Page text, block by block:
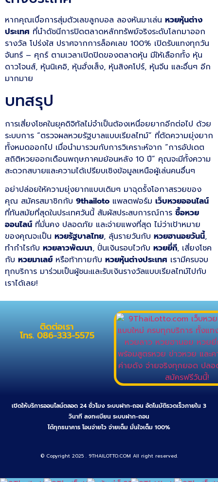
หากคุณเบื่อการสุ่มตัวเลขลูกบอล ลองหันมาเล่น หวยหุ้นต่าง
ประเทศ ที่นำดัชนีการปิดตลาดหลักทรัพย์จริงระดับโลกมาออก
รางวัล โปร่งใส ปราศจากการล็อคเลข 100% เปิดรับแทงทุกวัน
จันทร์ – ศุกร์ ตามเวลาเปิดปิดของตลาดหุ้น มีให้เลือกทั้ง หุ้น
ดาวโจนส์, หุ้นนิเคอิ, หุ้นฮั่งเส็ง, หุ้นสิงคโปร์, หุ้นจีน และอื่นๆ อีก
มากมาย
บทสรุป
การเสี่ยงโชคในยุคดิจิทัลไม่จำเป็นต้องเหนื่อยยากอีกต่อไป ด้วย
ระบบการ “ตรวจผลหวยรัฐบาลแบบเรียลไทม์” ที่ตัดความยุ่งยาก
ทั้งหมดออกไป เมื่อนำมารวมกับการวิเคราะห์จาก “การอัปเดต
สถิติหวยออกเดือนพฤษภาคมย้อนหลัง 10 ปี” คุณจะมีทั้งความ
สะดวกสบายและความได้เปรียบเชิงข้อมูลเหนือผู้เล่นคนอื่นๆ
อย่าปล่อยให้ความยุ่งยากแบบเดิมๆ มาฉุดรั้งโอกาสรวยของ
คุณ สมัครสมาชิกกับ 9thailoto แพลตฟอร์ม เว็บหวยออนไลน์
ที่ทันสมัยที่สุดในประเทศวันนี้ สัมผัสประสบการณ์การ ซื้อหวย
ออนไลน์ ที่มั่นคง ปลอดภัย และจ่ายแพงที่สุด ไม่ว่าเป้าหมาย
ของคุณจะเป็น หวยรัฐบาลไทย, ลุ้นรายวันกับ หวยฮานอยวันนี้,
ทำกำไรกับ หวยลาวพัฒนา, ปั่นเงินรอบไวกับ หวยยี่กี, เสี่ยงโชค
กับ หวยมาเลย์ หรือท้าทายกับ หวยหุ้นต่างประเทศ เรามีครบจบ
ทุกบริการ มาร่วมเป็นผู้ชนะและรับเงินรางวัลแบบเรียลไทม์ไปกับ
เราได้เลย!
ติดต่อเรา
โทร. 086-333-5575
เปิดให้บริการออนไลน์ตลอด 24 ชั่วโมง ระบบฝาก-ถอน อัตโนมัติรวดเร็วภายใน 3
วินาที ลงทะเบียน ระบบฝาก-ถอน
ได้ทุกธนาคาร โอนจ่ายไว จ่ายเต็ม มั่นใจเต็ม 100%
© Copyright 2025 . 9THAILOTTO.COM All right reserved.